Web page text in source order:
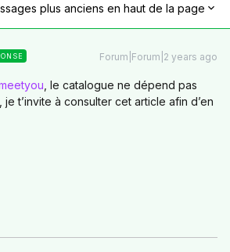
plus anciens en haut de la page
Forum|Forum|2 years ago
, le catalogue ne dépend pas
t’invite à consulter cet article afin d’en